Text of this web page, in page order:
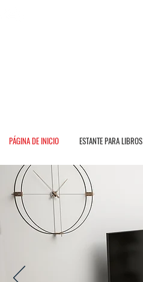
PÁGINA DE INICIO ESTANTE PARA LIBROS